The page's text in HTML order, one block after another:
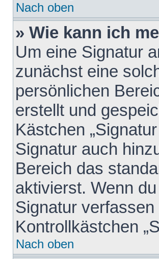
Nach oben
» Wie kann ich
Um eine Signatur
zunächst eine
persönlichen
erstellt und
Kästchen
Signatur auch
Bereich das
aktivierst. Wenn
Signatur
Kontrollkästchen
Nach oben